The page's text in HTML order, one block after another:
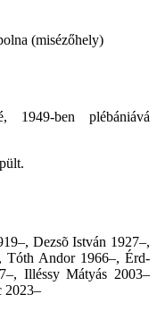
(misézőhely)
1949-ben plébániává
Dezsõ István 1927–,
Tóth Andor 1966–, Érd-
Illéssy Mátyás 2003–
2023–